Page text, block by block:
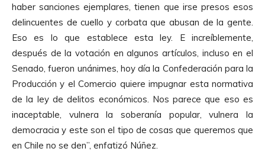
r
o
d
u
c
t
o
r
d
e
haber sanciones ejemplares, tienen que irse presos esos
delincuentes de cuello y corbata que abusan de la gente.
Eso es lo que establece esta ley. E increíblemente,
después de la votación en algunos artículos, incluso en el
Senado, fueron unánimes, hoy día la Confederación para la
Producción y el Comercio quiere impugnar esta normativa
de la ley de delitos económicos. Nos parece que eso es
inaceptable, vulnera la soberanía popular, vulnera la
democracia y este son el tipo de cosas que queremos que
en Chile no se den”, enfatizó Núñez.